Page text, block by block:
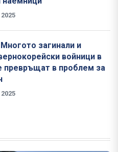
загинали и
войници в
превръщат в проблем за